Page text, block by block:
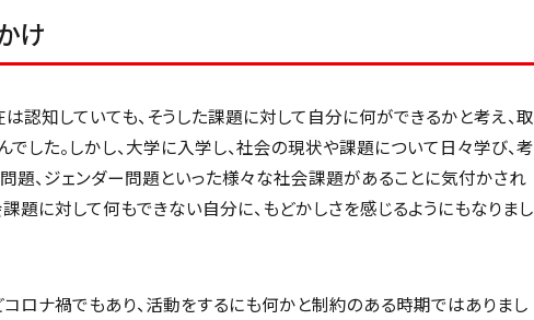
け
認知していても、そうした課題に対して自分に何ができるかと考え、取
した。しかし、大学に入学し、社会の現状や課題について日々学び、考
題、ジェンダー問題といった様々な社会課題があることに気付かされ
題に対して何もできない自分に、もどかしさを感じるようにもなりまし
コロナ禍でもあり、活動をするにも何かと制約のある時期ではありまし